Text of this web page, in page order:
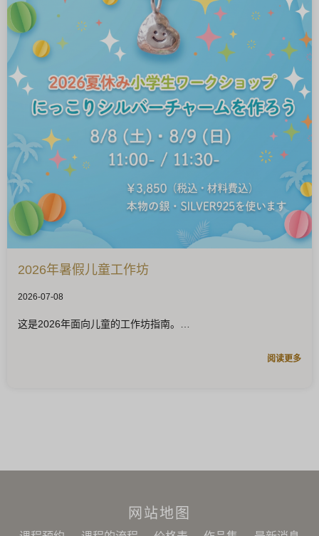
2026年暑假儿童工作坊
2026-07-08
这是2026年面向儿童的工作坊指南。
阅读更多
网站地图